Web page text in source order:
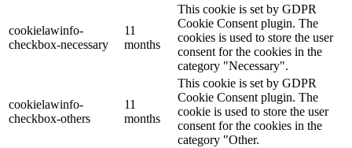
cookielawinfo-
checkbox-necessary
11
months
This cookie is set by GDPR
Cookie Consent plugin. The
cookies is used to store the user
consent for the cookies in the
category "Necessary".
cookielawinfo-
checkbox-others
11
months
This cookie is set by GDPR
Cookie Consent plugin. The
cookie is used to store the user
consent for the cookies in the
category "Other.